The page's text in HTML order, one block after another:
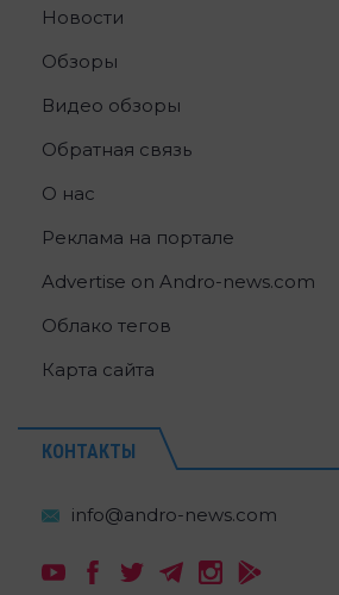
Новости
Обзоры
Видео обзоры
Обратная связь
О нас
Реклама на портале
Advertise on Andro-news.com
Облако тегов
Карта сайта
КОНТАКТЫ